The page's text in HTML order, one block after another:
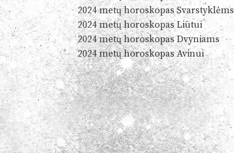
2024 metų horoskopas Svarstyklėms
2024 metų horoskopas Liūtui
2024 metų horoskopas Dvyniams
2024 metų horoskopas Avinui